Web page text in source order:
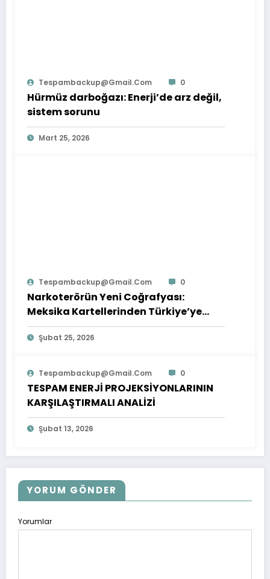
Tespambackup@gmail.com 0
Hürmüz darboğazı: Enerji’de arz değil,
sistem sorunu
Mart 25, 2026
Tespambackup@gmail.com 0
Narkoterörün Yeni Coğrafyası:
Meksika Kartellerinden Türkiye’ye
Çıkarılan Dersler
Şubat 25, 2026
Tespambackup@gmail.com 0
TESPAM ENERJİ PROJEKSİYONLARININ
KARŞILAŞTIRMALI ANALİZİ
Şubat 13, 2026
YORUM GÖNDER
Yorumlar